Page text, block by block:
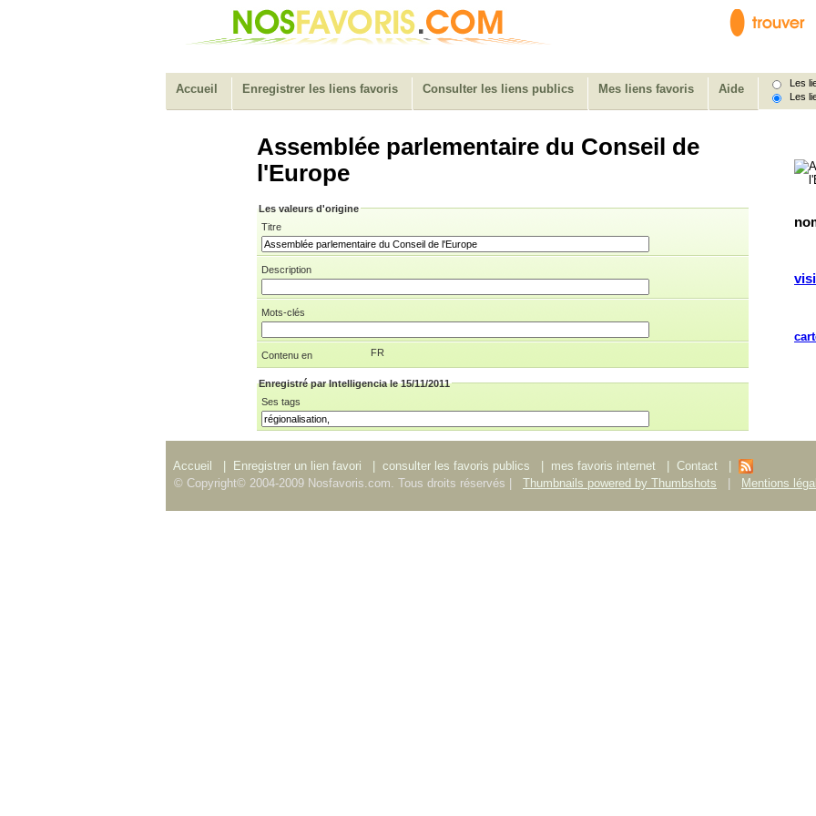
Accueil Enregistrer les liens favoris Consulter les liens publics Mes liens favoris Aide
Les
Les
Assemblée parlementaire du Conseil de
l'Europe
Les valeurs d'origine
Titre
Description
Mots-clés
Contenu en FR
Enregistré par Intelligencia le 15/11/2011
Ses tags
Accueil | Enregistrer un lien favori | consulter les favoris publics | mes favoris internet | Contact
|
© Copyright© 2004-2009 Nosfavoris.com. Tous droits réservés |
Thumbnails powered by Thumbshots | Mentions